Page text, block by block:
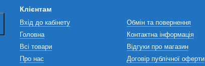
Клієнтам
Вхід до кабінету
Головна
Всі товари
Про нас
Обмін та повернення
Контактна інформація
Відгуки про магазин
Договір публічної оферти